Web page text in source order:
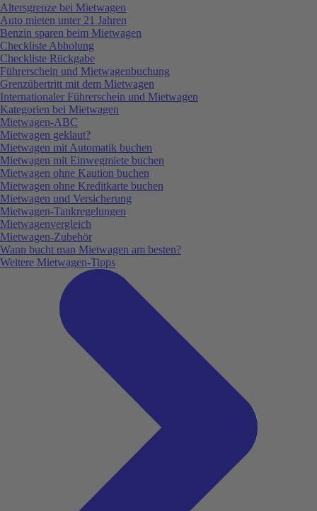
Altersgrenze bei Mietwagen
Auto mieten unter 21 Jahren
Benzin sparen beim Mietwagen
Checkliste Abholung
Checkliste Rückgabe
Führerschein und Mietwagenbuchung
Grenzübertritt mit dem Mietwagen
Internationaler Führerschein und Mietwagen
Kategorien bei Mietwagen
Mietwagen-ABC
Mietwagen geklaut?
Mietwagen mit Automatik buchen
Mietwagen mit Einwegmiete buchen
Mietwagen ohne Kaution buchen
Mietwagen ohne Kreditkarte buchen
Mietwagen und Versicherung
Mietwagen-Tankregelungen
Mietwagenvergleich
Mietwagen-Zubehör
Wann bucht man Mietwagen am besten?
Weitere Mietwagen-Tipps